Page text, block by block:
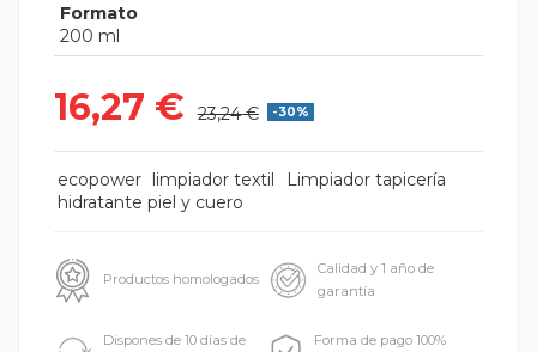
Formato
200 ml
16,27 € 23,24 € -30%
ecopower limpiador textil
Limpiador tapicería
hidratante piel y cuero
Productos homologados
Calidad y 1 año de
garantía
Dispones de 10 días de
Forma de pago 100%